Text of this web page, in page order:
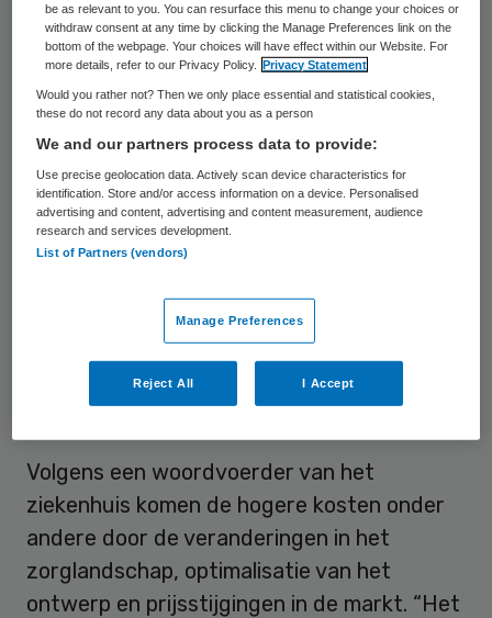
Vandaag werd bekend dat het
HagaZiekenhuis de financiering voor de
tweede fase van de nieuwbouw ter waarde
van 133 miljoen rond heeft gekregen. Een
consortium van de Bank Nederlandse
Gemeenten (BNG) en Rabobank neemt de
financiering op zich. Dit is hetzelfde
consortium dat in 2009 ook de
was toen een bedrag van 127 miljoen euro
Ambities
Volgens een woordvoerder van het
ziekenhuis komen de hogere kosten onder
andere door de veranderingen in het
zorglandschap, optimalisatie van het
ontwerp en prijsstijgingen in de markt. “Het
be as relevant to you. You can resurface this menu to change your choices or
withdraw consent at any time by clicking the Manage Preferences link on the
bottom of the webpage. Your choices will have effect within our Website. For
more details, refer to our Privacy Policy.
Privacy Statement
Would you rather not? Then we only place essential and statistical cookies,
these do not record any data about you as a person
We and our partners process data to provide:
Use precise geolocation data. Actively scan device characteristics for
identification. Store and/or access information on a device. Personalised
advertising and content, advertising and content measurement, audience
research and services development.
List of Partners (vendors)
Manage Preferences
Reject All I Accept